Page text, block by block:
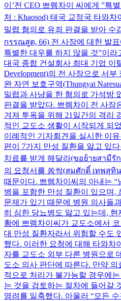
이’전 CEO 쁘렘차이 씨에게 ”특
처 : Khaosod) 태국 교정국 타와
밀렵 혐의로 유죄 판결을 받아 수
กรรณสูต, 66) 전 사장에 대한 발
특별한 대우를 하지 않을 것”이
대국 종합 건설회사 최대 기업 이
Development)의 전 사장으로 서
완 자연 보호구역(Thungyai
밀렵과 사냥을 한 혐의로 가석방
판결을 받았다. 쁘렘차이 전 사장
겨져 투옥을 위해 21일간의 격리
적인 교도소 생활이 시작되게 되
이례적인 기자회견을 실시한 이
편이 7가지 만성 질환을 앓고 있
치료를 받게 해달라(ขอย้ายสามีรั
의 요청서를 쏨싹(สมศักดิ์ เทพสุทิน
때문이다. 쁘렘차이씨의 아내는
병을 포함한 만성 질환이 있으며,
문제가 있기 때문에 병원 의사들
히 심한 당뇨병도 앓고 있는데,
황에 쁘렘차이씨가 교도소에서
대 만성 질환자라서 위험할 수도
했다. 이러한 요청에 대해 타와차
자를 교도소 외부 다른 병원으로
도소 의사 판단에 따른다. 만약
적으로 처리가 불가능할 경우에
는 것을 검토하는 절차에 들어갈
염려를 일축했다. 아울러 “모든